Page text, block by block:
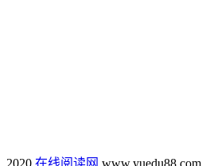
2020 在线阅读网 www.yuedu88.com